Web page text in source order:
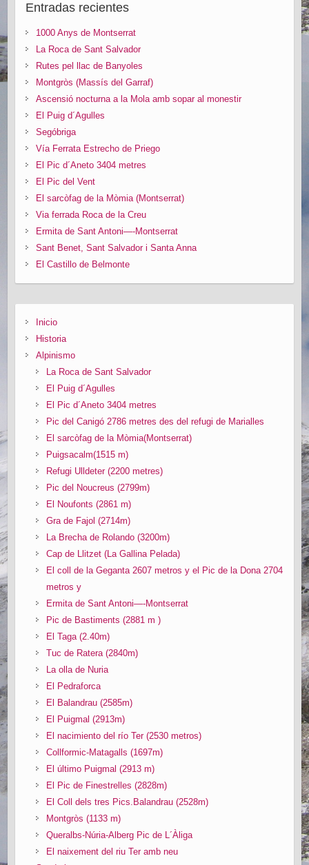
Entradas recientes
1000 Anys de Montserrat
La Roca de Sant Salvador
Rutes pel llac de Banyoles
Montgròs (Massís del Garraf)
Ascensió nocturna a la Mola amb sopar al monestir
El Puig d´Agulles
Segóbriga
Vía Ferrata Estrecho de Priego
El Pic d´Aneto 3404 metres
El Pic del Vent
El sarcòfag de la Mòmia (Montserrat)
Via ferrada Roca de la Creu
Ermita de Sant Antoni—-Montserrat
Sant Benet, Sant Salvador i Santa Anna
El Castillo de Belmonte
Inicio
Historia
Alpinismo
La Roca de Sant Salvador
El Puig d´Agulles
El Pic d´Aneto 3404 metres
Pic del Canigó 2786 metres des del refugi de Marialles
El sarcòfag de la Mòmia(Montserrat)
Puigsacalm(1515 m)
Refugi Ulldeter (2200 metres)
Pic del Noucreus (2799m)
El Noufonts (2861 m)
Gra de Fajol (2714m)
La Brecha de Rolando (3200m)
Cap de Llitzet (La Gallina Pelada)
El coll de la Geganta 2607 metros y el Pic de la Dona 2704
metros y
Ermita de Sant Antoni—-Montserrat
Pic de Bastiments (2881 m )
El Taga (2.40m)
Tuc de Ratera (2840m)
La olla de Nuria
El Pedraforca
El Balandrau (2585m)
El Puigmal (2913m)
El nacimiento del río Ter (2530 metros)
Collformic-Matagalls (1697m)
El último Puigmal (2913 m)
El Pic de Finestrelles (2828m)
El Coll dels tres Pics.Balandrau (2528m)
Montgròs (1133 m)
Queralbs-Núria-Alberg Pic de L´Àliga
El naixement del riu Ter amb neu